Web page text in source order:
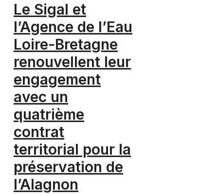
Le Sigal et
l’Agence de l’Eau
Loire-Bretagne
renouvellent leur
engagement
avec un
quatrième
contrat
territorial pour la
préservation de
l’Alagnon